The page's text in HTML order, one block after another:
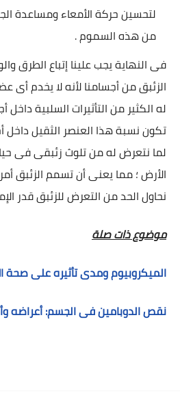
لتحسين حركة الأمعاء ومساعدة
من هذه السموم .
فى النهاية يجب علينا إتباع الطرق
الزئبق من أجسامنا لأنه لا يخدم أى
له الكثير من التأثيرات السلبية
تكون نسبة هذا العنصر الثقيل داخل
لما نتعرض له من تلوث زئبقى فى
الأرض ؛ مما يعنى أن تسمم الزئبق
نحاول الحد من التعرض للزئبق قدر
موضوع ذات صلة
الميكروبيوم ومدى تأثيره على صحة
نقص الدوبامين فى الجسم: أعراضه